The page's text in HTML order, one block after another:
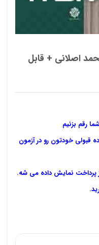
کتاب اندیشه اسلامی 1 محمد اصلانی + قابل
رقم بزنیم
قبولی خودتون رو در آزمون
پرداخت نمایش داده می شه.